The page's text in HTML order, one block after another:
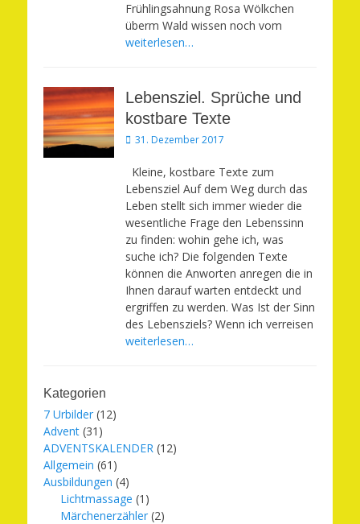
Frühlingsahnung Rosa Wölkchen
überm Wald wissen noch vom
weiterlesen…
Lebensziel. Sprüche und
kostbare Texte
Veröffentlicht
31. Dezember 2017
Kleine, kostbare Texte zum
Lebensziel Auf dem Weg durch das
Leben stellt sich immer wieder die
wesentliche Frage den Lebenssinn
zu finden: wohin gehe ich, was
suche ich? Die folgenden Texte
können die Anworten anregen die in
Ihnen darauf warten entdeckt und
ergriffen zu werden. Was Ist der Sinn
des Lebensziels? Wenn ich verreisen
weiterlesen…
Kategorien
7 Urbilder (12)
Advent (31)
ADVENTSKALENDER (12)
Allgemein (61)
Ausbildungen (4)
Lichtmassage (1)
Märchenerzähler (2)